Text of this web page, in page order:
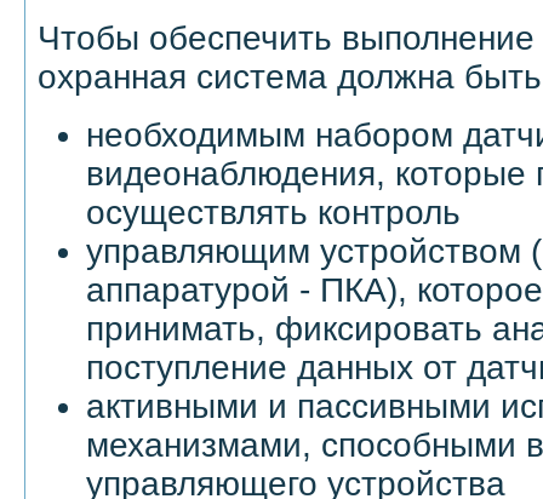
Чтобы обеспечить
охранная система должна
необходимым набором
видеонаблюдения, которые
осуществлять контроль
управляющим устройством
аппаратурой - ПКА),
принимать, фиксировать
поступление данных от
активными и пассивными
механизмами, способными
управляющего устройства